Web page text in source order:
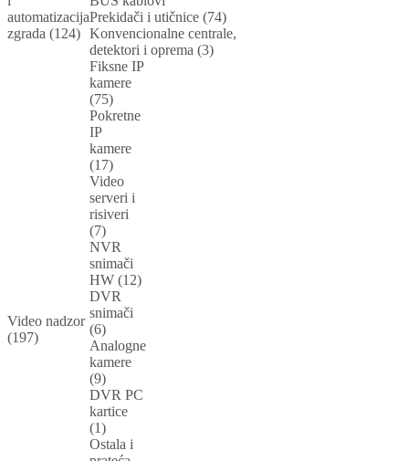
automatizacija
zgrada (124)
Prekidači i utičnice (74)
Konvencionalne centrale,
detektori i oprema (3)
Video nadzor
(197)
Fiksne IP
kamere
(75)
Pokretne
IP
kamere
(17)
Video
serveri i
risiveri
(7)
NVR
snimači
HW (12)
DVR
snimači
(6)
Analogne
kamere
(9)
DVR PC
kartice
(1)
Ostala i